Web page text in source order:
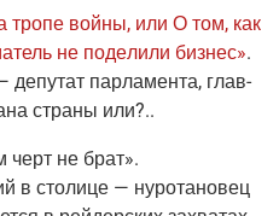
тро­пе вой­ны, или О том, как
не поде­ли­ли биз­нес».
депу­тат пар­ла­мен­та, глав­
стра­ны или?..
черт не брат».
в сто­ли­це — нуро­та­но­вец